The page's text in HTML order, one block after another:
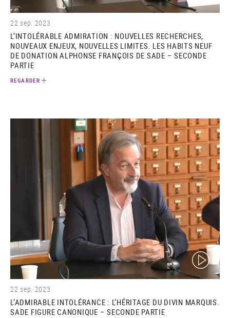
22 sep. 2023
L’INTOLÉRABLE ADMIRATION : NOUVELLES RECHERCHES,
NOUVEAUX ENJEUX, NOUVELLES LIMITES. LES HABITS NEUF
DE DONATION ALPHONSE FRANÇOIS DE SADE – SECONDE
PARTIE
REGARDER
(video)
22 sep. 2023
L’ADMIRABLE INTOLÉRANCE : L’HÉRITAGE DU DIVIN MARQUIS.
SADE FIGURE CANONIQUE – SECONDE PARTIE